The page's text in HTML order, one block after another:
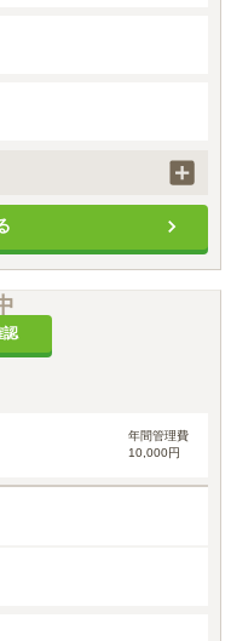
）が含まれます。
認
年間管理費
10,000円